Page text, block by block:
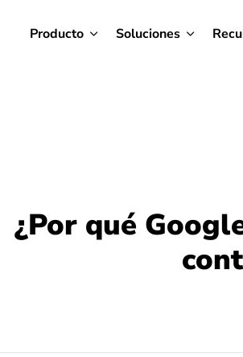
Producto Soluciones
¿Por qué